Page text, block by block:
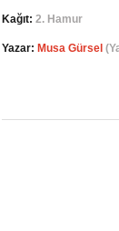
Kağıt: 2. Hamur
Yazar: Musa Gürsel